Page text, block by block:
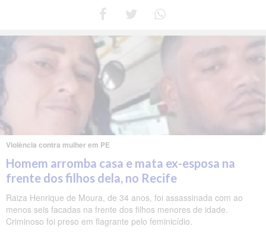
Violência contra mulher em PE
Homem arromba casa e mata ex-esposa na
frente dos filhos dela, no Recife
Raiza Henrique de Moura, de 34 anos, foi assassinada com ao
menos seis facadas na frente dos filhos menores de idade.
Criminoso foi preso em flagrante pelo feminicídio.